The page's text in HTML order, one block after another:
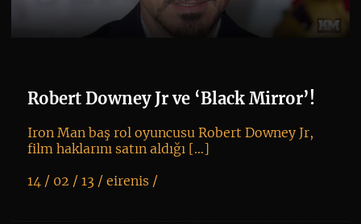
Robert Downey Jr ve ‘Black Mirror’!
Iron Man baş rol oyuncusu Robert Downey Jr,
film haklarını satın aldığı […]
14 / 02 / 13 / eirenis /